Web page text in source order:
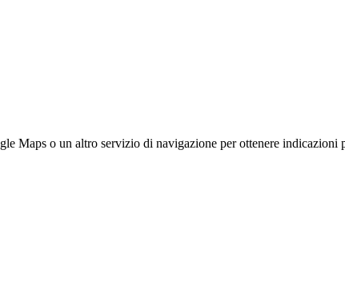
Maps o un altro servizio di navigazione per ottenere indicazioni